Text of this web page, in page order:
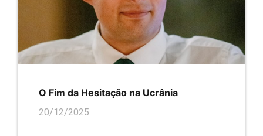
O Fim da Hesitação na Ucrânia
20/12/2025